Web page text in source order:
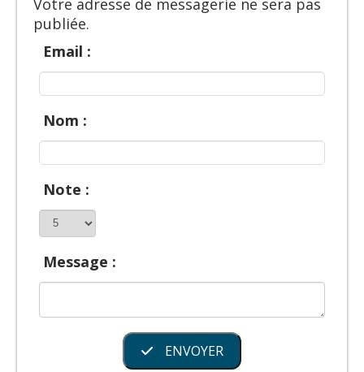
publiée.
Email :
Nom :
Note :
Message :
ENVOYER